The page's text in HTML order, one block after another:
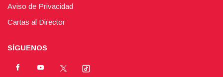
Aviso de Privacidad
Cartas al Director
SÍGUENOS